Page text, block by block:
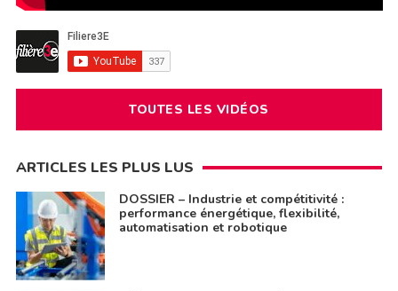
TOUTES LES VIDÉOS
ARTICLES LES PLUS LUS
DOSSIER – Industrie et compétitivité :
performance énergétique, flexibilité,
automatisation et robotique